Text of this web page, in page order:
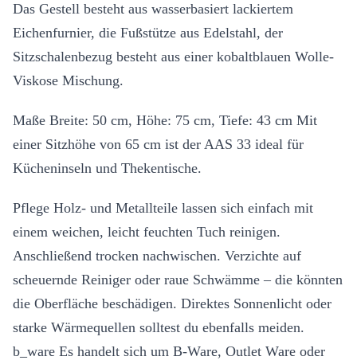
Das Gestell besteht aus wasserbasiert lackiertem
Eichenfurnier, die Fußstütze aus Edelstahl, der
Sitzschalenbezug besteht aus einer kobaltblauen Wolle-
Viskose Mischung.
Maße Breite: 50 cm, Höhe: 75 cm, Tiefe: 43 cm Mit
einer Sitzhöhe von 65 cm ist der AAS 33 ideal für
Kücheninseln und Thekentische.
Pflege Holz- und Metallteile lassen sich einfach mit
einem weichen, leicht feuchten Tuch reinigen.
Anschließend trocken nachwischen. Verzichte auf
scheuernde Reiniger oder raue Schwämme – die könnten
die Oberfläche beschädigen. Direktes Sonnenlicht oder
starke Wärmequellen solltest du ebenfalls meiden.
b_ware Es handelt sich um B-Ware, Outlet Ware oder